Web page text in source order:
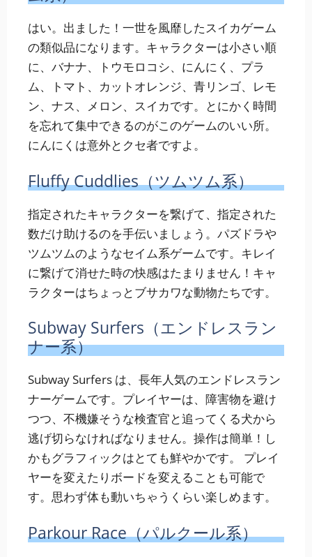
はい。出ました！一世を風靡したスイカゲーム
の類似品になります。キャラクターは小さい順
に、バナナ、トウモロコシ、にんにく、プラ
ム、トマト、カットオレンジ、青リンゴ、レモ
ン、ナス、メロン、スイカです。とにかく時間
を忘れて集中できるのがこのゲームのいい所。
にんにくは意外とクセ者ですよ。
Fluffy Cuddlies（ツムツム系）
指定されたキャラクターを繋げて、指定された
数だけ助けるのを手伝いましょう。パズドラや
ツムツムのようなセイム系ゲームです。キレイ
に繋げて消せた時の快感はたまりません！キャ
ラクターはちょっとブサカワな動物たちです。
Subway Surfers（エンドレスラン
ナー系）
Subway Surfers は、長年人気のエンドレスラン
ナーゲームです。プレイヤーは、障害物を避け
つつ、不機嫌そうな検査官と追ってくる犬から
逃げ切らなければなりません。操作は簡単！し
かもグラフィックはとても鮮やかです。 プレイ
ヤーを変えたりボードを変えることも可能で
す。思わず体も動いちゃうくらい楽しめます。
Parkour Race（パルクール系）